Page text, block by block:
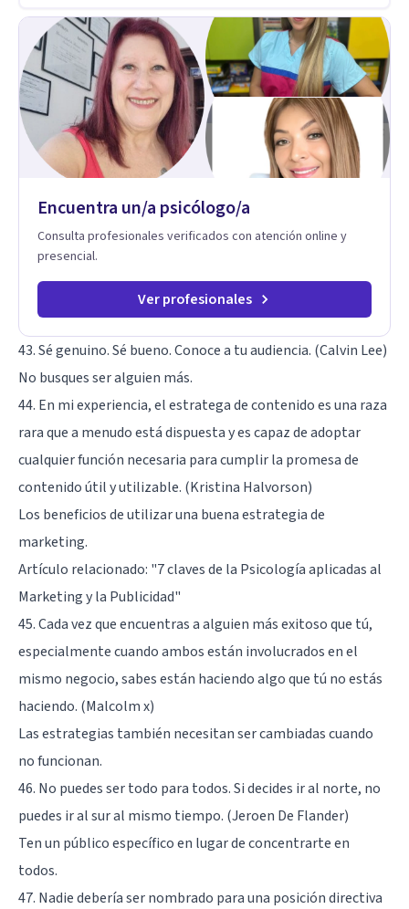
comprendidos y apoyados para recuperar la tranquilidad en
casa. Me especializo en guiar a familias a través de
herramientas prácticas y dinámicas adaptadas a la edad de
cada menor, dejando de lado las etiquetas y los tecnicismos.
Mi forma de trabajar se centra en entender las emociones
que hay detrás del comportamiento, ayudándoles a
desarrollar la confianza necesaria para superar sus retos y
fortaleciendo la comunicación entre ustedes. Acompaño a
niños y adolescentes que están lidiando con la ansiedad, la
padres que buscan orientación y pautas claras para educar
primer paso hacia una convivencia familiar más armoniosa,
agenda tu sesión y empecemos a trabajar juntos.
Encuentra un/a psicólogo/a
Consulta profesionales verificados con atención online y
presencial.
Ver profesionales
43. Sé genuino. Sé bueno. Conoce a tu audiencia. (Calvin Lee)
No busques ser alguien más.
44. En mi experiencia, el estratega de contenido es una raza
rara que a menudo está dispuesta y es capaz de adoptar
cualquier función necesaria para cumplir la promesa de
contenido útil y utilizable. (Kristina Halvorson)
Los beneficios de utilizar una buena estrategia de
marketing.
Artículo relacionado: "7 claves de la Psicología aplicadas al
Marketing y la Publicidad"
45. Cada vez que encuentras a alguien más exitoso que tú,
especialmente cuando ambos están involucrados en el
mismo negocio, sabes están haciendo algo que tú no estás
haciendo. (Malcolm x)
Las estrategias también necesitan ser cambiadas cuando
no funcionan.
46. No puedes ser todo para todos. Si decides ir al norte, no
puedes ir al sur al mismo tiempo. (Jeroen De Flander)
Ten un público específico en lugar de concentrarte en
todos.
47. Nadie debería ser nombrado para una posición directiva